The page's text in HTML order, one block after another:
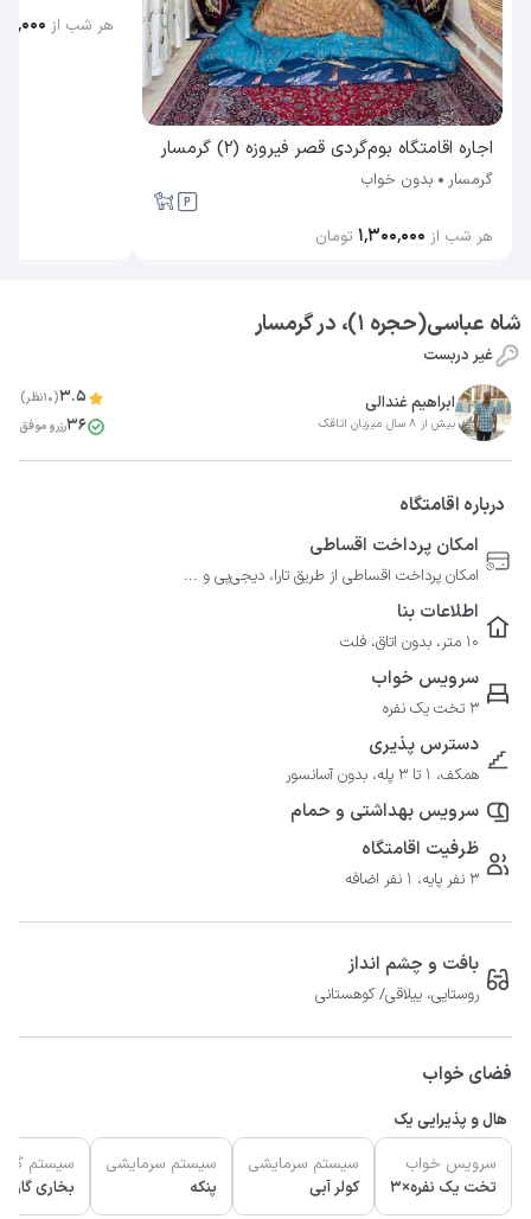
اجاره اقامتگاه بوم‌گردی قصر فیروزه (2) گرمسار
گرمسار بدون خواب
هر شب از ۱٬۳۰۰٬۰۰۰ تومان
هر شب از
شاه عباسی(حجره ۱)، در گرمسار
غیر دربست
ابراهیم غندالی
بیش از 8 سال میزبان اتاقک
3.5(10نظر)
36رزرو موفق
درباره اقامتگاه
امکان پرداخت اقساطی
امکان پرداخت اقساطی از طریق تارا، دیجی‌پی و ...
اطلاعات بنا
10 متر، بدون اتاق، فلت
سرویس خواب
3 تخت یک نفره
دسترس پذیری
همکف، 1 تا 3 پله، بدون آسانسور
سرویس بهداشتی و حمام
ظرفیت اقامتگاه
3 نفر پایه، 1 نفر اضافه
بافت و چشم انداز
روستایی، ییلاقی/ کوهستانی
فضای خواب
هال و پذیرایی یک
سرویس خواب
تخت یک نفره×3
سیستم سرمایشی
کولر آبی
سیستم سرمایشی
پنکه
سیستم
بخاری گازی